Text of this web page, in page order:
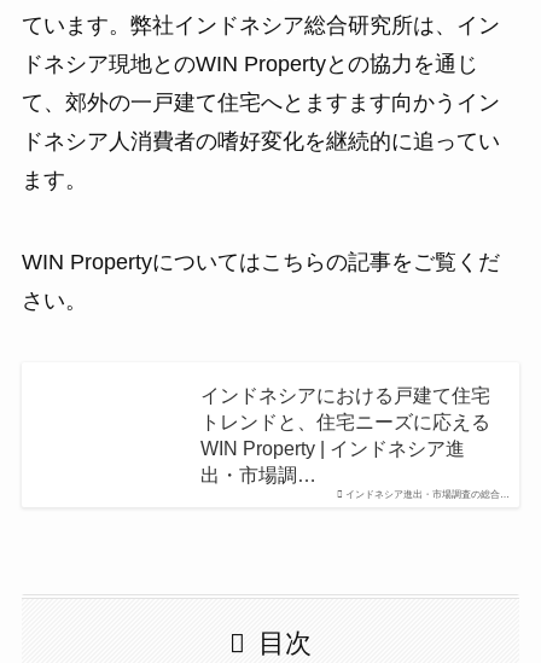
ています。弊社インドネシア総合研究所は、イン
ドネシア現地とのWIN Propertyとの協力を通じ
て、郊外の一戸建て住宅へとますます向かうイン
ドネシア人消費者の嗜好変化を継続的に追ってい
ます。
WIN Propertyについてはこちらの記事をご覧くだ
さい。
インドネシア進出・市場調査の総合…
インドネシアにおける戸建て住宅
トレンドと、住宅ニーズに応える
WIN Property | インドネシア進
出・市場調…
目次